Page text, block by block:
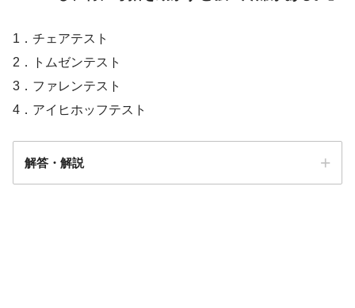
1．チェアテスト
2．トムゼンテスト
3．ファレンテスト
4．アイヒホッフテスト
解答・解説